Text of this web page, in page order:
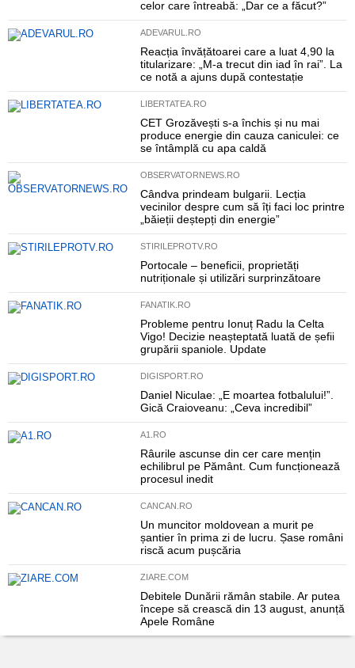
celor care întreabă: „Dar ce a făcut?”
ADEVARUL.RO
Reacția învățătoarei care a luat 4,90 la
titularizare: „M-a trecut din iad în rai”. La
ce notă a ajuns după contestație
LIBERTATEA.RO
CET Grozăvești s-a închis și nu mai
produce energie din cauza caniculei: ce
se întâmplă cu apa caldă
OBSERVATORNEWS.RO
Cândva prindeam bulgarii. Lecția
vecinilor despre cum să îți faci loc printre
„băieții deștepți din energie”
STIRILEPROTV.RO
Portocale – beneficii, proprietăți
nutriționale și utilizări surprinzătoare
FANATIK.RO
Probleme pentru Ionuț Radu la Celta
Vigo! Decizie neașteptată luată de șefii
grupării spaniole. Update
DIGISPORT.RO
Daniel Niculae: „E moartea fotbalului!”.
Gică Craioveanu: „Ceva incredibil”
A1.RO
Râurile ascunse din cer care mențin
echilibrul pe Pământ. Cum funcționează
procesul inedit
CANCAN.RO
Un muncitor moldovean a murit pe
șantier în prima zi de lucru. Șase români
riscă acum pușcăria
ZIARE.COM
Debitele Dunării rămân stabile. Ar putea
începe să crească din 13 august, anunță
Apele Române